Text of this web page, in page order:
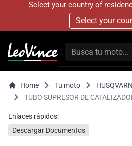
Select your country of
Select your
Home Tu moto
TUBO SUPRESOR DE
Enlaces rápidos:
Descargar Documentos